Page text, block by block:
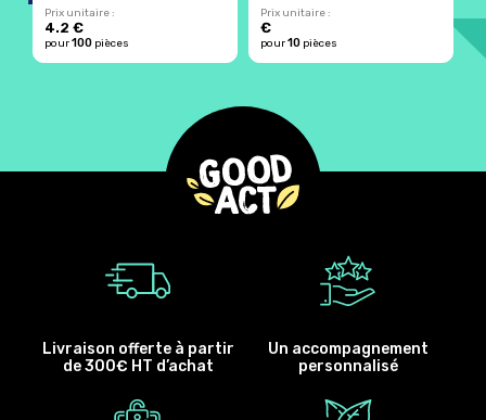
Prix unitaire :
4.2 €
pour100 pièces
Prix unitaire :
€
pour10 pièces
Livraison offerte à partir
de 300€ HT d’achat
Un accompagnement
personnalisé